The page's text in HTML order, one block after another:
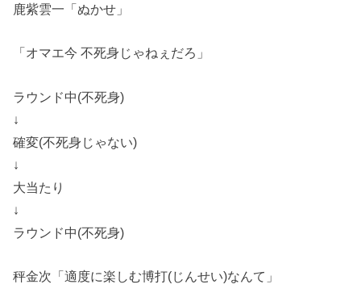
鹿紫雲一「ぬかせ」
「オマエ今 不死身じゃねぇだろ」
ラウンド中(不死身)
↓
確変(不死身じゃない)
↓
大当たり
↓
ラウンド中(不死身)
秤金次「適度に楽しむ博打(じんせい)なんて」